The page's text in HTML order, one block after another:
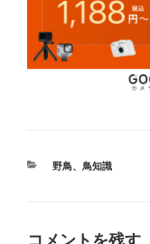
カ
野鳥、 鳥知識